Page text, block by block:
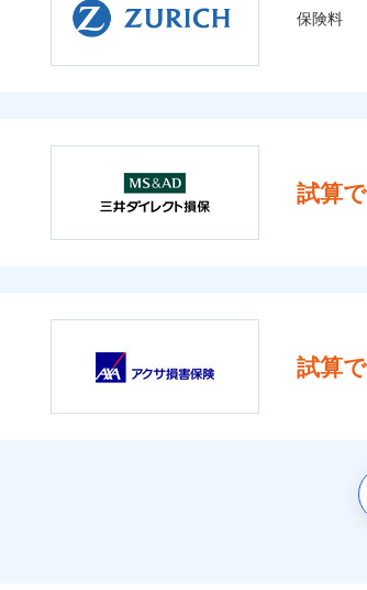
保険料
試算
試算